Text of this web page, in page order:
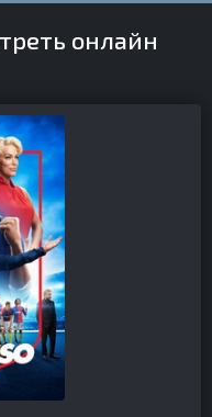
онлайн